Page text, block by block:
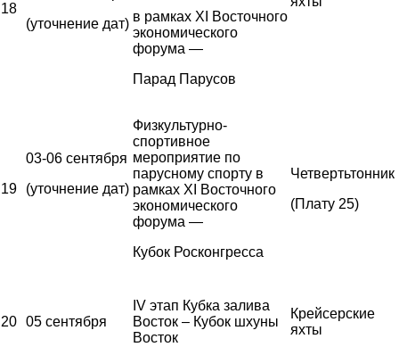
18
(уточнение дат) в рамках XI Восточного
экономического
форума —
Парад Парусов
19
03-06 сентября
(уточнение дат)
Физкультурно-
спортивное
мероприятие по
парусному спорту в
рамках XI Восточного
экономического
форума —
Кубок Росконгресса
Четвертьтонник
(Плату 25)
20 05 сентября
IV этап Кубка залива
Восток – Кубок шхуны
Восток
Крейсерские
яхты